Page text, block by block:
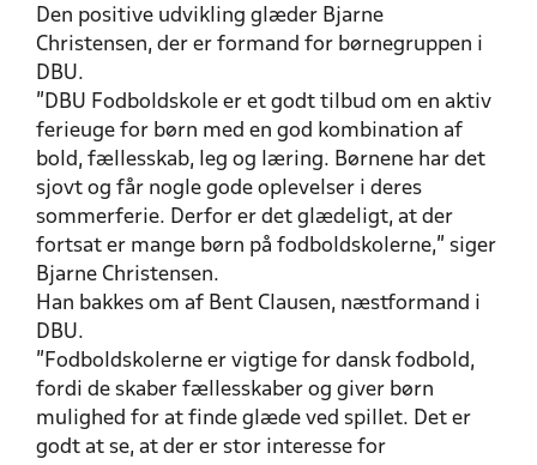
Den positive udvikling glæder Bjarne
Christensen, der er formand for børnegruppen i
DBU.
”DBU Fodboldskole er et godt tilbud om en aktiv
ferieuge for børn med en god kombination af
bold, fællesskab, leg og læring. Børnene har det
sjovt og får nogle gode oplevelser i deres
sommerferie. Derfor er det glædeligt, at der
fortsat er mange børn på fodboldskolerne,” siger
Bjarne Christensen.
Han bakkes om af Bent Clausen, næstformand i
DBU.
”Fodboldskolerne er vigtige for dansk fodbold,
fordi de skaber fællesskaber og giver børn
mulighed for at finde glæde ved spillet. Det er
godt at se, at der er stor interesse for